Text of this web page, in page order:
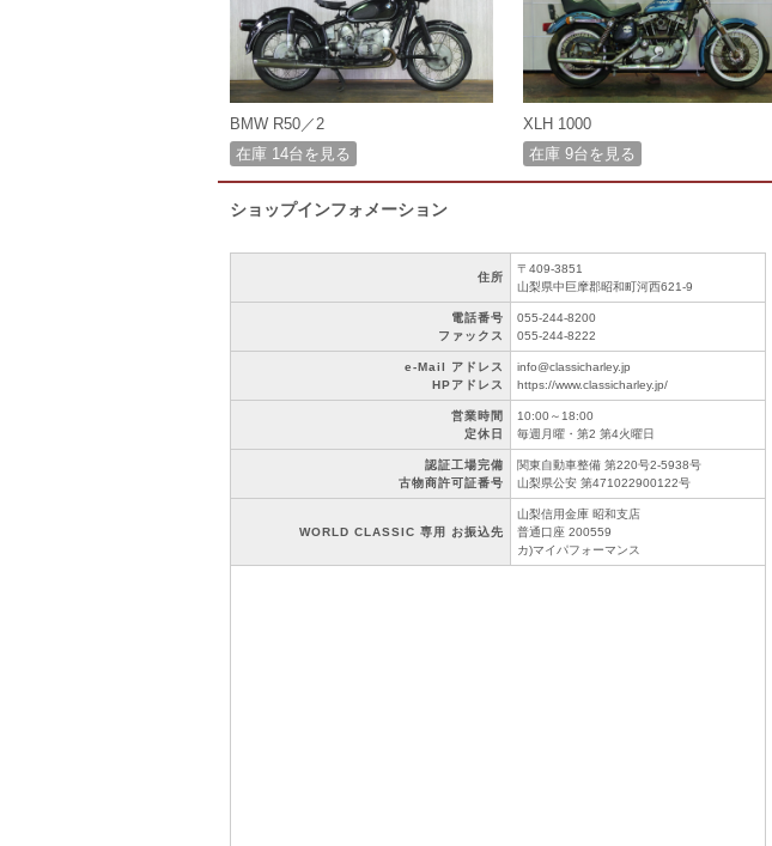
BMW R50／2
在庫 14台を見る
XLH 1000
在庫 9台を見る
ショップインフォメーション
住所
〒409-3851
山梨県中巨摩郡昭和町河西621-9
電話番号
ファックス
055-244-8200
055-244-8222
e-Mail アドレス
HPアドレス
info@classicharley.jp
https://www.classicharley.jp/
営業時間
定休日
10:00～18:00
毎週月曜・第2 第4火曜日
認証工場完備
古物商許可証番号
関東自動車整備 第220号2-5938号
山梨県公安 第471022900122号
WORLD CLASSIC 専用 お振込先
山梨信用金庫 昭和支店
普通口座 200559
カ)マイパフォーマンス